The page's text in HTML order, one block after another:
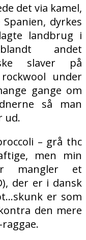
det via kamel,
dyrkes
landbrug i
andet
slaver på
under
gange om
så man
ud.
– grå thc
men min
mangler et
der er i dansk
er som
den mere